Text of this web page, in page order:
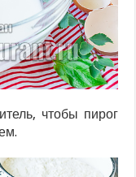
чтобы пирог